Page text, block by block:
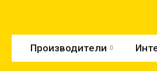
Производители